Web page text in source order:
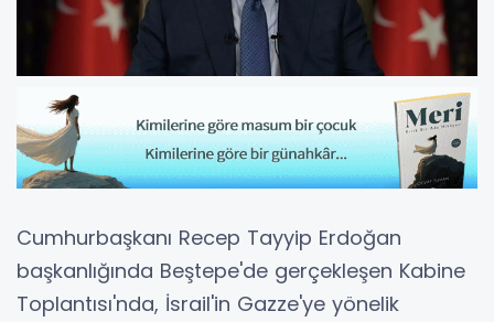
Cumhurbaşkanı Recep Tayyip Erdoğan
başkanlığında Beştepe'de gerçekleşen Kabine
Toplantısı'nda, İsrail'in Gazze'ye yönelik